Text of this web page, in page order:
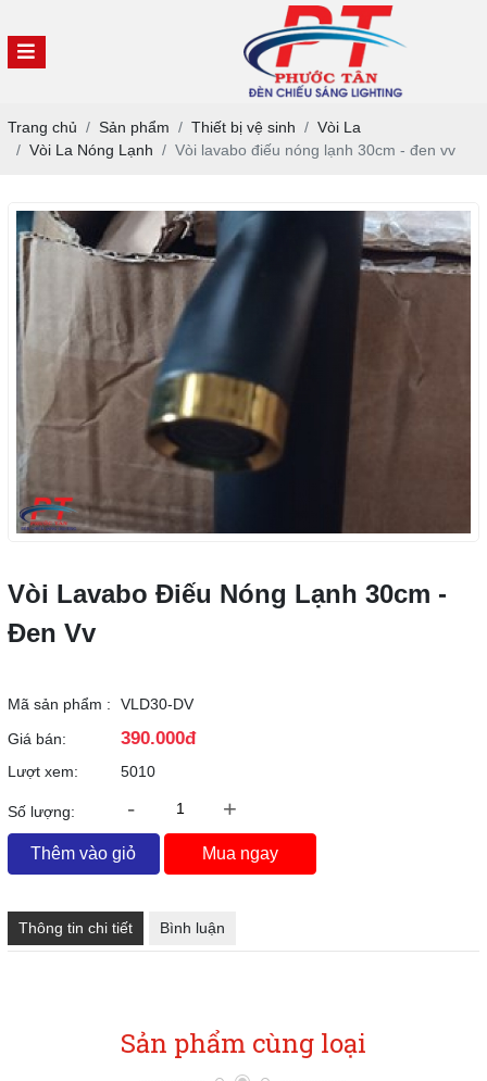
Trang chủ Sản phẩm Thiết bị vệ sinh
Vòi La
Vòi La Nóng Lạnh
Vòi lavabo điếu nóng lạnh 30cm - đen vv
Vòi Lavabo Điếu Nóng Lạnh 30cm -
Đen Vv
Mã sản phẩm :
VLD30-DV
Giá bán:
390.000đ
Lượt xem: 5010
Số lượng: - +
Thêm vào giỏ Mua ngay
Thông tin chi tiết Bình luận
Sản phẩm cùng loại